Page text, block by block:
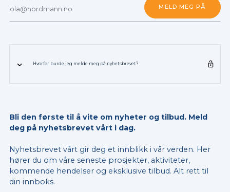
Hvorfor burde jeg melde meg på nyhetsbrevet?
Bli den første til å vite om nyheter og tilbud. Meld
deg på nyhetsbrevet vårt i dag.
Nyhetsbrevet vårt gir deg et innblikk i vår verden. Her
hører du om våre seneste prosjekter, aktiviteter,
kommende hendelser og eksklusive tilbud. Alt rett til
din innboks.